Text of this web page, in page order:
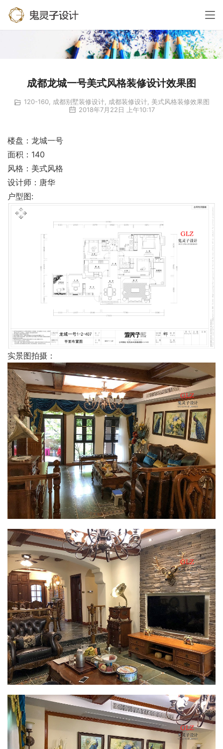
成都龙城一号美式风格装修设计效果图
120-160, 成都别墅装修设计, 成都装修设计, 美式风格装修效果图
2018年7月22日 上午10:17
楼盘：龙城一号
面积：140
风格：美式风格
设计师：唐华
户型图:
实景图拍摄：